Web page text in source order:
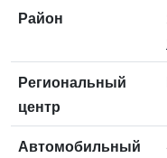
Район
Региональный
центр
Автомобильный